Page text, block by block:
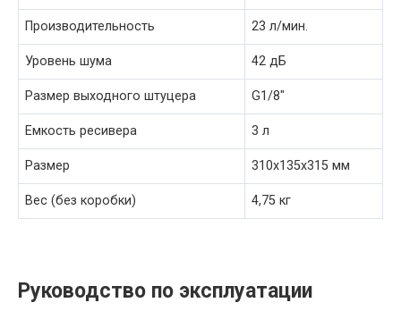
Производительность 23 л/мин.
Уровень шума 42 дБ
Размер выходного штуцера G1/8″
Емкость ресивера 3 л
Размер 310х135х315 мм
Вес (без коробки) 4,75 кг
Руководство по эксплуатации